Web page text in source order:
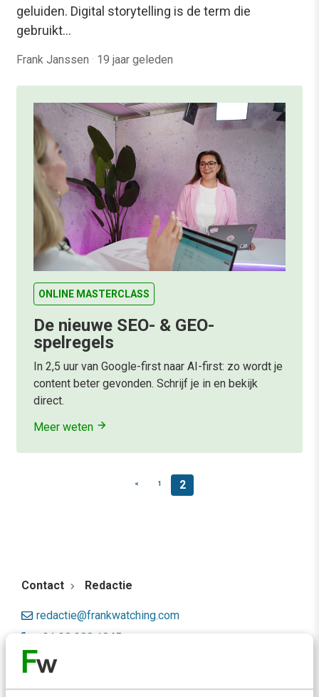
geluiden. Digital storytelling is de term die
gebruikt…
Frank Janssen · 19 jaar geleden
ONLINE MASTERCLASS
De nieuwe SEO- & GEO-
spelregels
In 2,5 uur van Google-first naar AI-first: zo wordt je
content beter gevonden. Schrijf je in en bekijk
direct.
Meer weten
< 1 2
Contact Redactie
redactie@frankwatching.com
+31 30 200 1045
Tarieven